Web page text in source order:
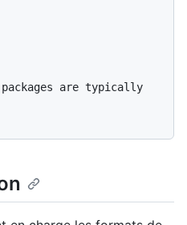
are typically